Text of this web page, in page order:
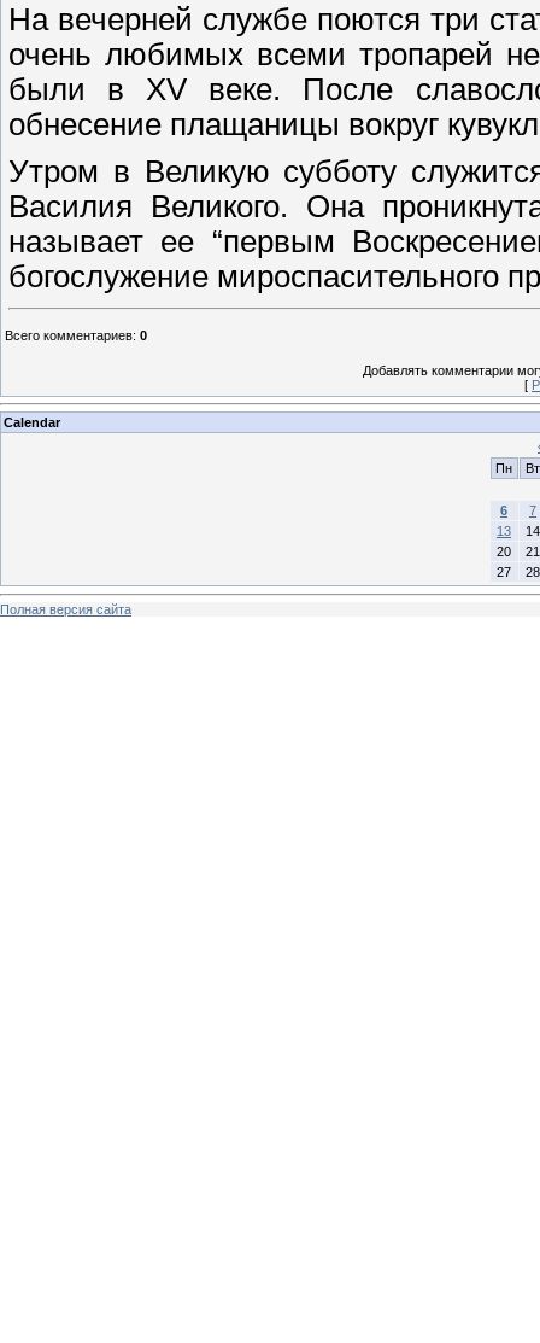
На вечерней службе поются три
очень любимых всеми тропарей
были в XV веке. После
обнесение плащаницы вокруг
Утром в Великую субботу
Василия Великого. Она
называет ее “первым
богослужение мироспасительного
Всего комментариев: 0
Добавлять комментарии
[
Calendar
Пн
Вт
6
7
13
14
20
21
27
28
Полная версия сайта